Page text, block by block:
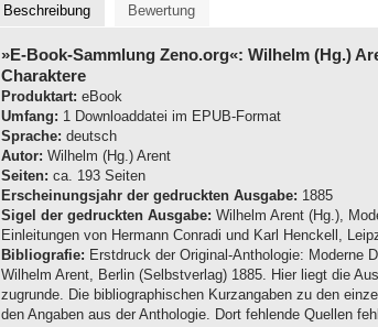
Beschreibung Bewertung
»E-Book-Sammlung Zeno.org«: Wilhelm (Hg.)
Charaktere
Produktart: eBook
Umfang: 1 Downloaddatei im EPUB-Format
Sprache: deutsch
Autor: Wilhelm (Hg.) Arent
Seiten: ca. 193 Seiten
Erscheinungsjahr der gedruckten Ausgabe: 1885
Sigel der gedruckten Ausgabe: Wilhelm Arent (Hg.),
Einleitungen von Hermann Conradi und Karl Henckell,
Bibliografie: Erstdruck der Original-Anthologie: Moderne
Wilhelm Arent, Berlin (Selbstverlag) 1885. Hier liegt die
zugrunde. Die bibliographischen Kurzangaben zu den
den Angaben aus der Anthologie. Dort fehlende Quellen